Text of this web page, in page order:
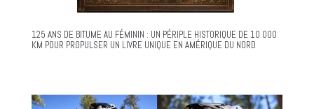
125 ANS DE BITUME AU FÉMININ : UN PÉRIPLE HISTORIQUE DE 10 000
KM POUR PROPULSER UN LIVRE UNIQUE EN AMÉRIQUE DU NORD